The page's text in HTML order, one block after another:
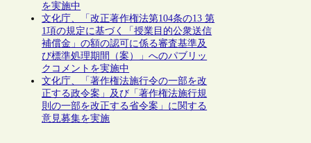
を実施中
文化庁、「改正著作権法第104条の13 第
1項の規定に基づく「授業目的公衆送信
補償金」の額の認可に係る審査基準及
び標準処理期間（案）」へのパブリッ
クコメントを実施中
文化庁、「著作権法施行令の一部を改
正する政令案」及び「著作権法施行規
則の一部を改正する省令案」に関する
意見募集を実施